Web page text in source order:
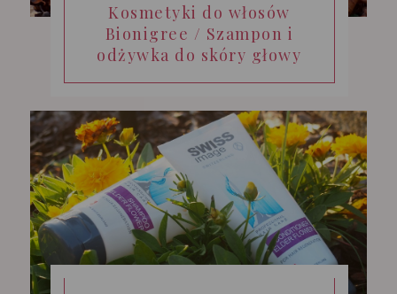
Kosmetyki do włosów
Bionigree / Szampon i
odżywka do skóry głowy